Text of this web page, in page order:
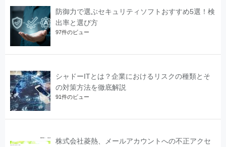
防御力で選ぶセキュリティソフトおすすめ5選！検
出率と選び方
97件のビュー
シャドーITとは？企業におけるリスクの種類とそ
の対策方法を徹底解説
91件のビュー
株式会社菱熱、メールアカウントへの不正アクセ